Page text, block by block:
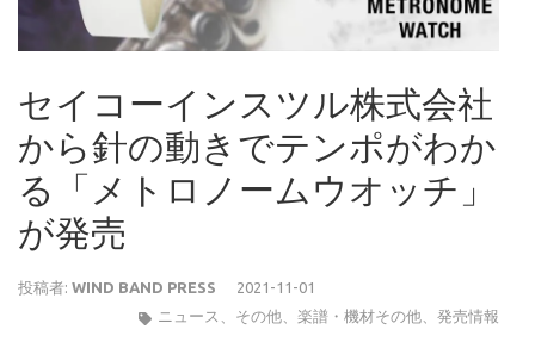
セイコーインスツル株式会社
から針の動きでテンポがわか
る「メトロノームウオッチ」
が発売
投稿者: WIND BAND PRESS
2021-11-01
ニュース
その他 楽譜・機材その他 発売情報